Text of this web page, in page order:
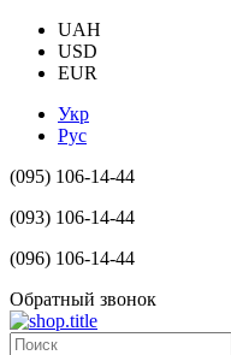
UAH
USD
EUR
Укр
Рус
(095) 106-14-44
(093) 106-14-44
(096) 106-14-44
Обратный звонок